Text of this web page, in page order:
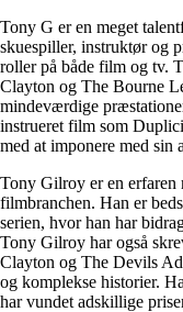
Tony G er en meget
skuespiller, instruktør og
roller på både film og tv.
Clayton og The Bourne
mindeværdige
instrueret film som
med at imponere med sin
Tony Gilroy er en
filmbranchen. Han er
serien, hvor han har
Tony Gilroy har også
Clayton og The Devils
og komplekse historier.
har vundet adskillige